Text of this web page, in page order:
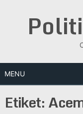
MENU
Etiket: